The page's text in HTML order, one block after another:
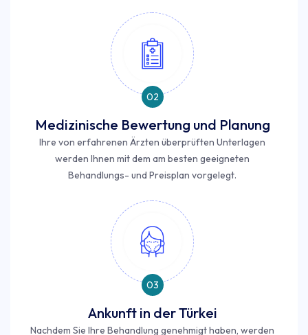
02
Medizinische Bewertung und Planung
Ihre von erfahrenen Ärzten überprüften Unterlagen
werden Ihnen mit dem am besten geeigneten
Behandlungs- und Preisplan vorgelegt.
03
Ankunft in der Türkei
Nachdem Sie Ihre Behandlung genehmigt haben, werden